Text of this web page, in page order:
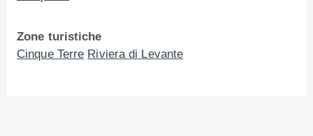
Zone turistiche
Cinque Terre Riviera di Levante